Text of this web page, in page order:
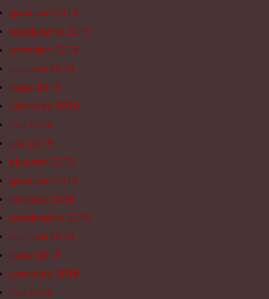
grudzień 2019
październik 2019
wrzesień 2019
sierpień 2019
lipiec 2019
czerwiec 2019
maj 2019
luty 2019
styczeń 2019
grudzień 2018
listopad 2018
październik 2018
sierpień 2018
lipiec 2018
czerwiec 2018
maj 2018